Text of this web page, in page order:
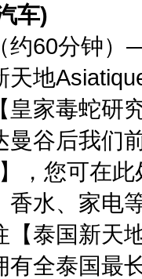
车)
约60分钟）
地
皇家毒蛇研
曼谷后我们
，您可在
香水、家电
【泰国新天
有全泰国最